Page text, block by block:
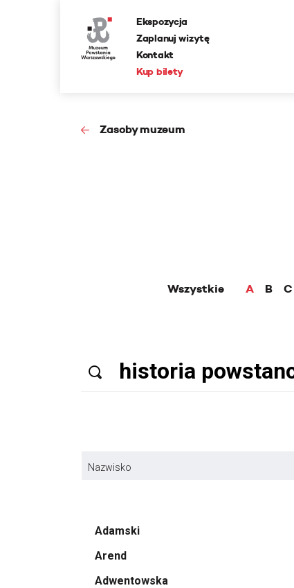
Ekspozycja
Zaplanuj wizytę
Kontakt
Kup bilety
Zasoby muzeum
Wszystkie A B C
Nazwisko
Adamski
Arend
Adwentowska